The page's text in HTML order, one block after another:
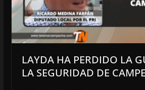
LAYDA HA PERDIDO LA
LA SEGURIDAD DE